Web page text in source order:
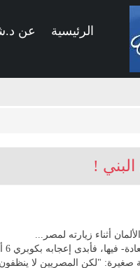
الرئيسية عن
البني !
أثناء زيارته لمصر...
6 أكتوبر.. "آه والله العظيم"؛ مما أشعرني بالفخر غير المتوقع..
صغيرة: "لكن المصريين لا